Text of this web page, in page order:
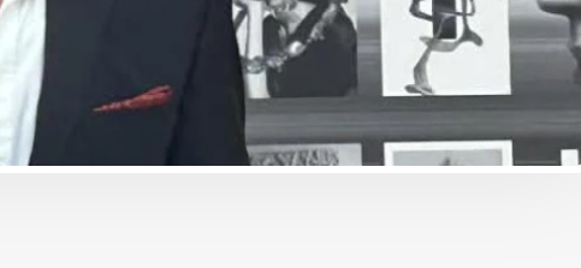
Wine Square X Lunatic
მხარდასაჭერად | მცირე
ბიზნესის ჯაჭვი
საქართველოს ბანკის
მობილბანკის მორიგი
განახლება - ახალი
შესაძლებლობები
მომხმარებლებისთვის